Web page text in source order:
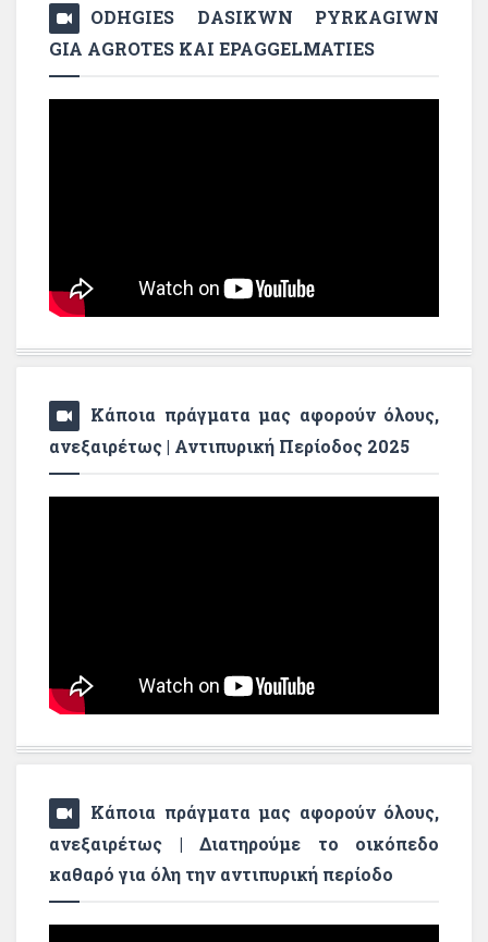
ODHGIES DASIKWN PYRKAGIWN
GIA AGROTES KAI EPAGGELMATIES
Κάποια πράγματα μας αφορούν όλους,
ανεξαιρέτως | Αντιπυρική Περίοδος 2025
Κάποια πράγματα μας αφορούν όλους,
ανεξαιρέτως | Διατηρούμε το οικόπεδο
καθαρό για όλη την αντιπυρική περίοδο